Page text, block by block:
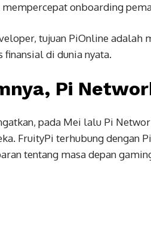
onboarding
tujuan PiOnline adalah
finansial di dunia nyata.
Pi
pada Mei lalu Pi
FruityPi terhubung dengan
tentang masa depan